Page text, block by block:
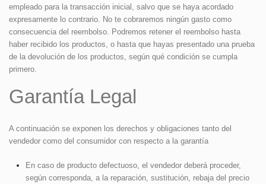
empleado para la transacción inicial, salvo que se haya acordado
expresamente lo contrario. No te cobraremos ningún gasto como
consecuencia del reembolso. Podremos retener el reembolso hasta
haber recibido los productos, o hasta que hayas presentado una prueba
de la devolución de los productos, según qué condición se cumpla
primero.
Garantía Legal
A continuación se exponen los derechos y obligaciones tanto del
vendedor como del consumidor con respecto a la garantía
En caso de producto defectuoso, el vendedor deberá proceder,
según corresponda, a la reparación, sustitución, rebaja del precio